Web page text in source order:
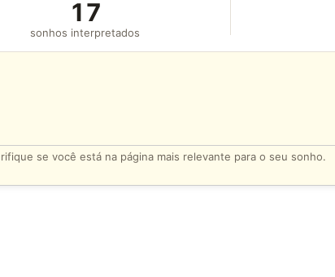
17
sonhos interpretados
se você está na página mais relevante para o seu sonho.